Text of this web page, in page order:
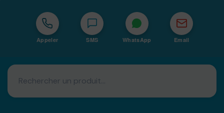
Appeler SMS WhatsApp Email